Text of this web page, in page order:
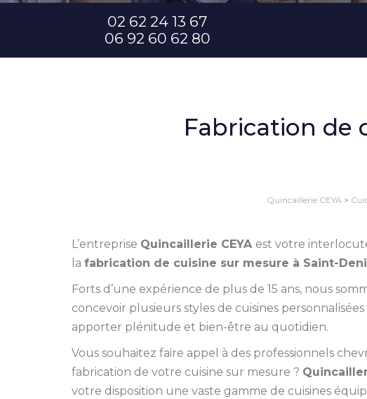
02 62 24 13 67
06 92 60 62 80
Fabrication de
Quincaillerie CEYA>
L’entreprise Quincaillerie CEYA est votre
la fabrication de cuisine sur mesure à Saint-
Forts d’une expérience de plus de 15 ans, nous
concevoir plusieurs styles de cuisines
apporter plénitude et bien-être au quotidien.
Vous souhaitez faire appel à des professionnels
fabrication de votre cuisine sur mesure ?
votre disposition une vaste gamme de cuisines